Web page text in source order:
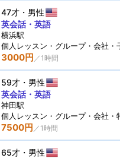
47才 男性
3000円
英会話・英語
横浜駅
個人 レッスン ・グループ・会社・
59才 男性
7500円
英会話・英語
神田駅
個人 レッスン ・グループ・会社・
65才 男性